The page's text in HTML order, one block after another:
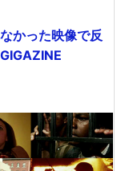
かった映像で反